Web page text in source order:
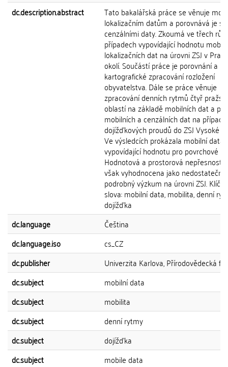
dc.description.abstract
Tato bakalářská práce se věnuje
lokalizačním datům a porovnává je s
cenzálními daty. Zkoumá ve třech
případech vypovídající hodnotu
lokalizačních dat na úrovni ZSJ v
okolí. Součástí práce je porovnání a
kartografické zpracování rozložení
obyvatelstva. Dále se práce věnuje
zpracování denních rytmů čtyř
oblastí na základě mobilních dat a
mobilních a cenzálních dat na případu
dojížďkových proudů do ZSJ Vysoké
Ve výsledcích prokázala mobilní data
vypovídající hodnotu pro povrchové
Hodnotová a prostorová nepřesnost
však vyhodnocena jako
podrobný výzkum na úrovni ZSJ.
slova: mobilní data, mobilita, denní
dojížďka
dc.language
Čeština
dc.language.iso
cs_CZ
dc.publisher
Univerzita Karlova, Přírodovědecká
dc.subject
mobilní data
dc.subject
mobilita
dc.subject
denní rytmy
dc.subject
dojížďka
dc.subject
mobile data